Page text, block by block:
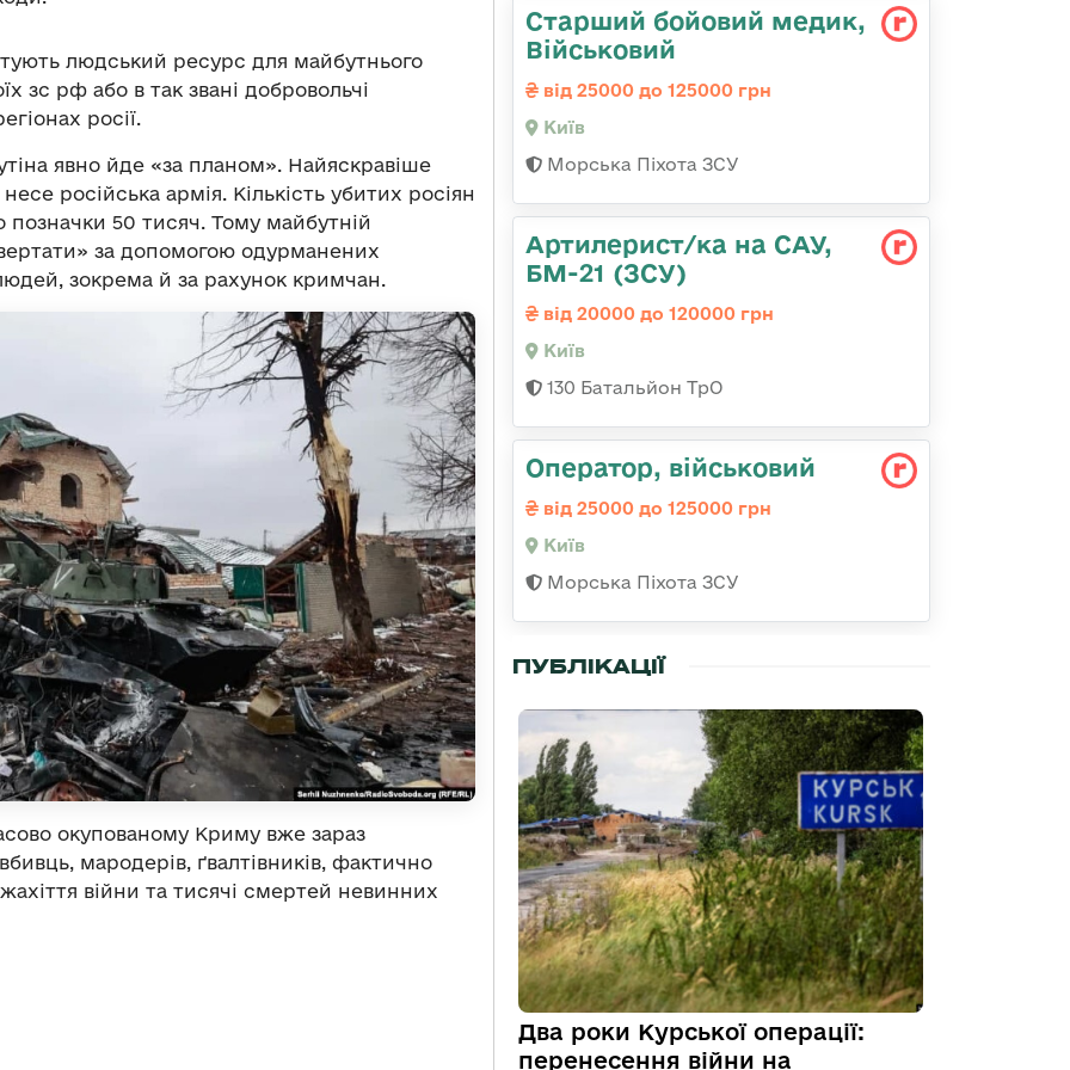
людський ресурс для майбутнього
зс рф або в так звані добровольчі
росії.
явно йде «за планом». Найяскравіше
російська армія. Кількість убитих росіян
50 тисяч. Тому майбутній
за допомогою одурманених
зокрема й за рахунок кримчан.
окупованому Криму вже зараз
мародерів, ґвалтівників, фактично
війни та тисячі смертей невинних
Старший бойовий медик,
Військовий
від 25000 до 125000 грн
Київ
Морська Піхота ЗСУ
Артилерист/ка на САУ,
БМ-21 (ЗСУ)
від 20000 до 120000 грн
Київ
130 Батальйон ТрО
Опеpатоp, військовий
від 25000 до 125000 грн
Київ
Морська Піхота ЗСУ
ПУБЛІКАЦІЇ
Два роки Курської операції:
перенесення війни на